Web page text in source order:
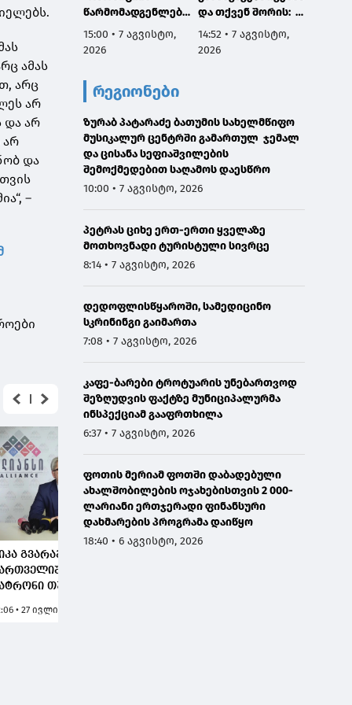
ამას
არც
არ
და არ
არ
და
–
გვარამია: გიორგი
თუ ჰყავს და
რომ ამ
• 27 ივლისი, 2026
წარმომადგენლები
საუბრობენ ისეთ
საკითხებზე,
გაუგიათ, ან
საზოგადოებას
შეგნებულად
აწვდიან არასწორ
ინფორმაციას"
15:00 • 7 აგვისტო,
2026
და თქვენ შორის:
ჩვენ
განვითარებასა და
14:52 • 7 აგვისტო,
2026
რეგიონები
ზურაბ პატარაძე ბათუმის სახელმწიფო
მუსიკალურ ცენტრში გამართულ ჯემალ
და ცისანა სეფიაშვილების
შემოქმედებით საღამოს დაესწრო
10:00 • 7 აგვისტო, 2026
პეტრას ციხე ერთ-ერთი ყველაზე
მოთხოვნადი ტურისტული სივრცე
8:14 • 7 აგვისტო, 2026
დედოფლისწყაროში, სამედიცინო
სკრინინგი გაიმართა
7:08 • 7 აგვისტო, 2026
კაფე-ბარები ტროტუარის უნებართვოდ
შეზღუდვის ფაქტზე მუნიციპალურმა
ინსპექციამ გააფრთხილა
6:37 • 7 აგვისტო, 2026
ფოთის მერიამ ფოთში დაბადებული
ახალშობილების ოჯახებისთვის 2 000-
ლარიანი ერთჯერადი ფინანსური
დახმარების პროგრამა დაიწყო
18:40 • 6 აგვისტო, 2026